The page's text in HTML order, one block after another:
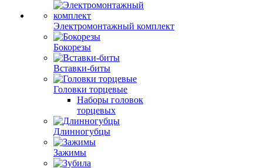
Электромонтажный комплект
Бокорезы
Вставки-биты
Головки торцевые
Наборы головок
торцевых
Длинногубцы
Зажимы